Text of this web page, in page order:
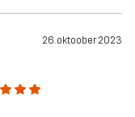
26. oktoober 2023